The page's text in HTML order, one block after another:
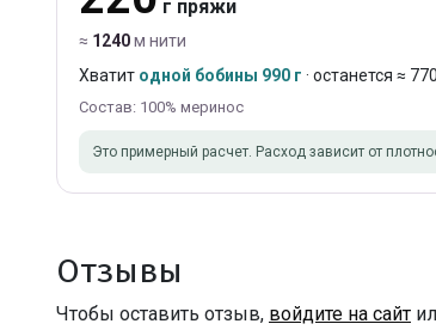
г пряжи
≈ 1240м нити
Хватит одной бобины 990 г · останется ≈
Состав: 100% меринос
Это примерный расчет. Расход зависит от
Отзывы
Чтобы оставить отзыв, войдите на сайт